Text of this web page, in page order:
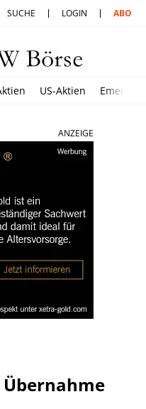
SUCHE LOGIN ABO
US-Aktien
ANZEIGE